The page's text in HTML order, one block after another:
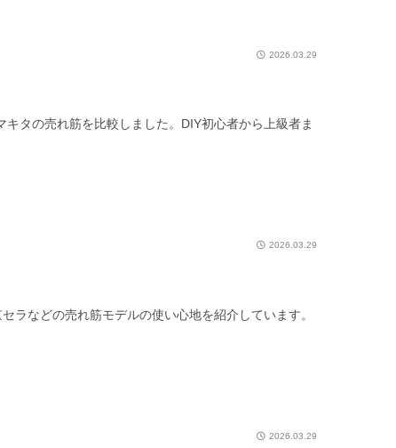
2026.03.29
タの売れ筋を比較しました。DIY初心者から上級者ま
2026.03.29
ラなどの売れ筋モデルの使い心地を紹介しています。
2026.03.29